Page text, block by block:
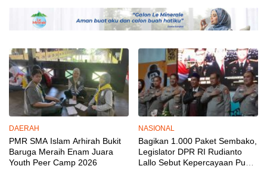
DAERAH
PMR SMA Islam Arhirah Bukit
Baruga Meraih Enam Juara
Youth Peer Camp 2026
NASIONAL
Bagikan 1.000 Paket Sembako,
Legislator DPR RI Rudianto
Lallo Sebut Kepercayaan Publik